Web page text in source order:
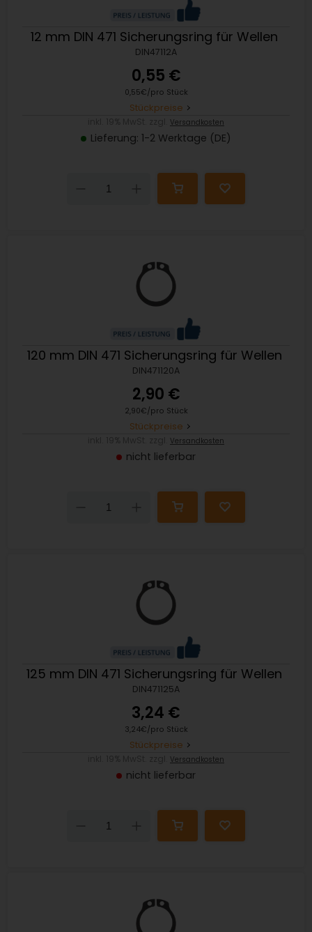
12 mm DIN 471 Sicherungsring für Wellen
DIN47112A
0,55 €
0,55€/pro Stück
Stückpreise
Versandkosten
Lieferung: 1-2 Werktage (DE)
Down
120 mm DIN 471 Sicherungsring für Wellen
DIN471120A
2,90 €
2,90€/pro Stück
Stückpreise
Versandkosten
nicht lieferbar
Down
125 mm DIN 471 Sicherungsring für Wellen
DIN471125A
3,24 €
3,24€/pro Stück
Stückpreise
Versandkosten
nicht lieferbar
Down